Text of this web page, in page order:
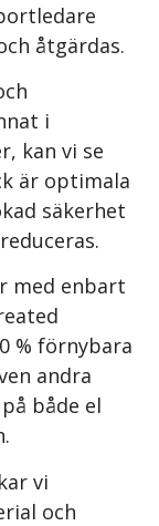
åtgärdas.
i
kan vi se
är optimala
säkerhet
med enbart
% förnybara
andra
både el
vi
och